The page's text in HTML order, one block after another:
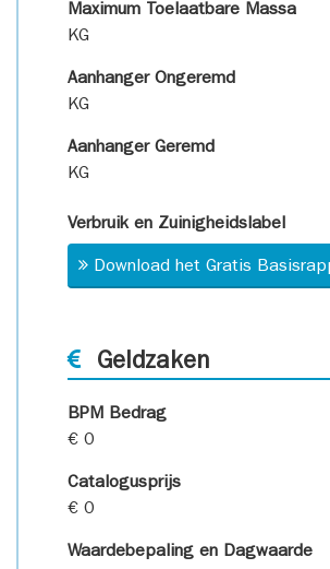
Maximum Toelaatbare Massa
KG
Aanhanger Ongeremd
KG
Aanhanger Geremd
KG
Verbruik en Zuinigheidslabel
Download het Gratis
Geldzaken
BPM Bedrag
€ 0
Catalogusprijs
€ 0
Waardebepaling en Dagwaarde